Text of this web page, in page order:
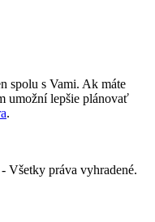
spolu s Vami. Ak máte
umožní lepšie plánovať
.
Všetky práva vyhradené.